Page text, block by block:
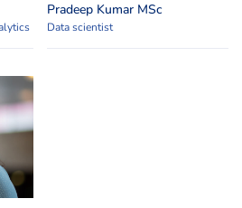
Pradeep Kumar MSc
Data scientist